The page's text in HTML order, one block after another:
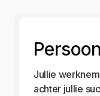
Jullie
achter jullie